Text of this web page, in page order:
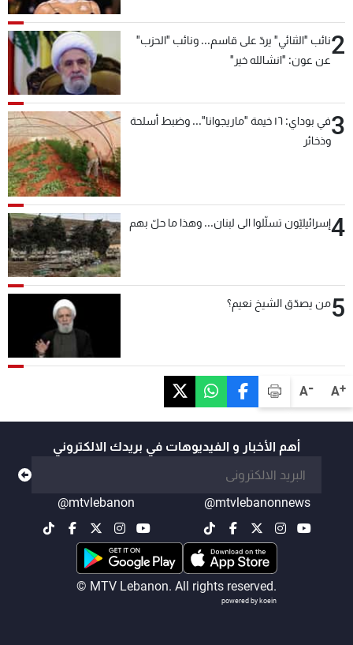
A+
A-
2نائب "الثنائي" يردّ على قاسم... ونائب "الحزب"
عن عون: "انشالله خير"
3
في بوداي: ١٦ خيمة "ماريجوانا"... وضبط أسلحة
وذخائر
4إسرائيليّون تسلّلوا الى لبنان... وهذا ما حلّ بهم
5من يصدّق الشيخ نعيم؟
أهم الأخبار و الفيديوهات في بريدك الالكتروني
@mtvlebanonnews
@mtvlebanon
© MTV Lebanon. All rights reserved.
powered by koein